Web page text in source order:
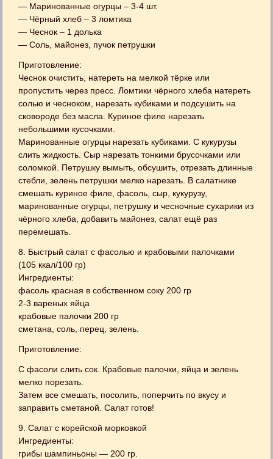
— Маринованные огурцы – 3-4 шт.
— Чёрный хлеб – 3 ломтика
— Чеснок – 1 долька
— Соль, майонез, пучок петрушки
Приготовление:
Чеснок очистить, натереть на мелкой тёрке или
пропустить через пресс. Ломтики чёрного хлеба натереть
солью и чесноком, нарезать кубиками и подсушить на
сковороде без масла. Куриное филе нарезать
небольшими кусочками.
Маринованные огурцы нарезать кубиками. С кукурузы
слить жидкость. Сыр нарезать тонкими брусочками или
соломкой. Петрушку вымыть, обсушить, отрезать длинные
стебли, зелень петрушки мелко нарезать. В салатнике
смешать куриное филе, фасоль, сыр, кукурузу,
маринованные огурцы, петрушку и чесночные сухарики из
чёрного хлеба, добавить майонез, салат ещё раз
перемешать.
8. Быстрый салат с фасолью и крабовыми палочками
(105 ккал/100 гр)
Ингредиенты:
фасоль красная в собственном соку 200 гр
2-3 вареных яйца
крабовые палочки 200 гр
сметана, соль, перец, зелень.
Приготовление:
С фасоли слить сок. Крабовые палочки, яйца и зелень
мелко порезать.
Затем все смешать, посолить, поперчить по вкусу и
заправить сметаной. Салат готов!
9. Салат с корейской морковкой
Ингредиенты:
грибы шампиньоны — 200 гр.